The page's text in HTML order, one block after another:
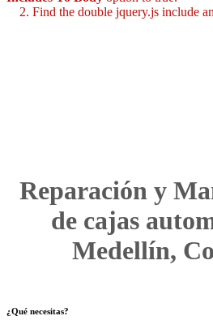
2. Find the double jquery.js include
Reparación y
de cajas
Medellín,
¿Qué necesitas?